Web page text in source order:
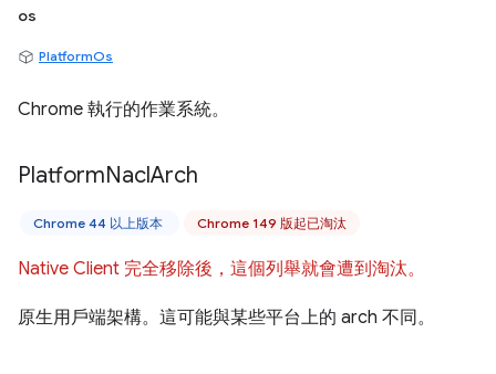
os
PlatformOs
Chrome 執行的作業系統。
PlatformNaclArch
Chrome 44 以上版本 Chrome 149 版起已淘汰
Native Client 完全移除後，這個列舉就會遭到淘汰。
原生用戶端架構。這可能與某些平台上的 arch 不同。